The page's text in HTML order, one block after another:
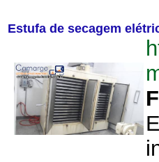
Estufa de secagem